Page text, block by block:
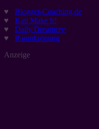
♥ Blogger-Coaching.de
♥ Kati Make It!
♥ Daily Dreamery
♥ Raumkrönung
Anzeige